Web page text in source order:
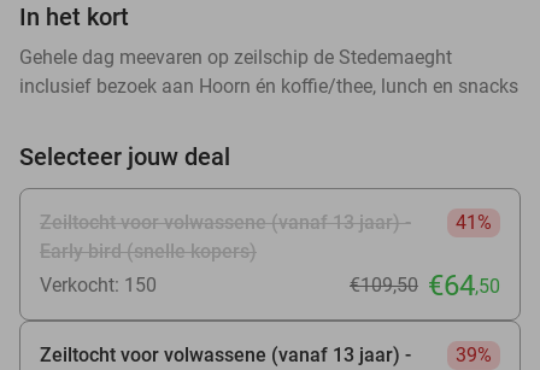
In het kort
Gehele dag meevaren op zeilschip de Stedemaeght
inclusief bezoek aan Hoorn én koffie/thee, lunch en snacks
Selecteer jouw deal
Zeiltocht voor volwassene (vanaf 13 jaar) -
Early bird (snelle kopers)
41%
Verkocht: 150 €109,50 €64,50
Zeiltocht voor volwassene (vanaf 13 jaar) -
39%